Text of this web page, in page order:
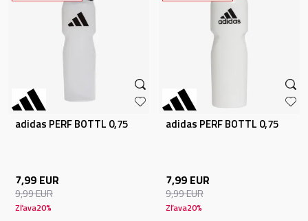
adidas PERF BOTTL 0,75
7,99 EUR
9,99EUR
Zľava20%
adidas PERF BOTTL 0,75
7,99 EUR
9,99EUR
Zľava20%